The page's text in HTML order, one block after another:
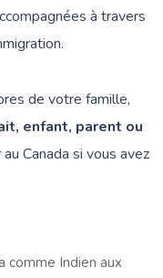
à travers
de votre famille,
enfant, parent ou
Canada si vous avez
comme Indien aux